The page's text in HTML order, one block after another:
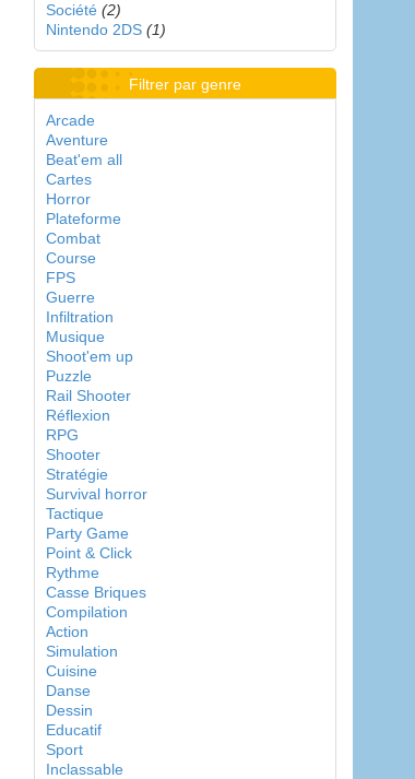
Société (2)
Nintendo 2DS (1)
Filtrer par genre
Arcade
Aventure
Beat'em all
Cartes
Horror
Plateforme
Combat
Course
FPS
Guerre
Infiltration
Musique
Shoot'em up
Puzzle
Rail Shooter
Réflexion
RPG
Shooter
Stratégie
Survival horror
Tactique
Party Game
Point & Click
Rythme
Casse Briques
Compilation
Action
Simulation
Cuisine
Danse
Dessin
Educatif
Sport
Inclassable